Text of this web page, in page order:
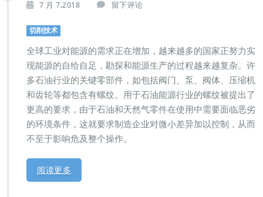
7 月 7,2018 留下评论
切削技术
全球工业对能源的需求正在增加，越来越多的国家正努力实
现能源的自给自足，勘探和能源生产的过程越来越复杂。许
多石油行业的关键零部件，如包括阀门、泵、阀体、压缩机
和齿轮等都包含有螺纹。用于石油能源行业的螺纹被提出了
更高的要求，由于石油和天然气零件在使用中需要面临恶劣
的环境条件，这就要求制造企业对微小差异加以控制，从而
不至于影响危及整个操作。
阅读更多